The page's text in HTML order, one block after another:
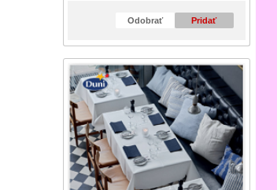
Odobrať Pridať